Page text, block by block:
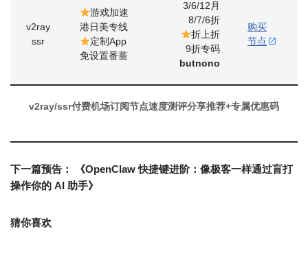
v2ray
ssr
游戏加速
港日美专线
定制App
免设置番蔷
3/6/12月
8/7/6折
折上折
9折专码
butnono
购买
节点
v2ray/ssr付费机场订阅节点速度测评分享推荐+专属优惠码
下一篇预告：
《OpenClaw 快捷键进阶：像极客一样通过盲打
操作你的 AI 助手》
猜你喜欢